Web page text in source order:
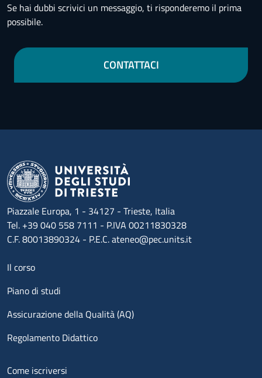
Se hai dubbi scrivici un messaggio, ti risponderemo il prima
possibile.
CONTATTACI
Piazzale Europa, 1 - 34127 - Trieste, Italia
Tel. +39 040 558 7111 - P.IVA 00211830328
C.F. 80013890324 - P.E.C. ateneo@pec.units.it
Menu footer 1
Il corso
Piano di studi
Assicurazione della Qualità (AQ)
Regolamento Didattico
Menu footer 2
Come iscriversi